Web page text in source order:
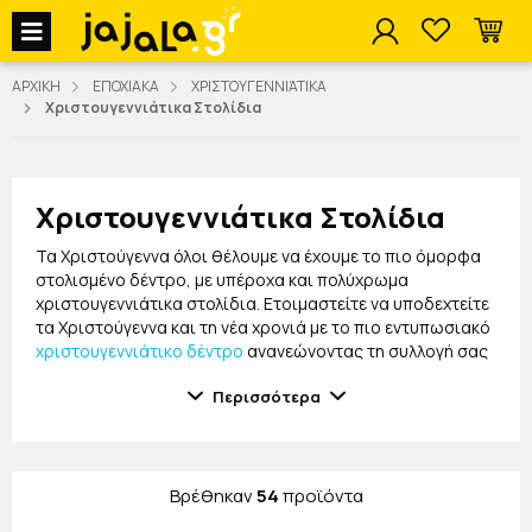
jajala Menu
ΑΡΧΙΚΗ ΕΠΟΧΙΑΚΑ
ΧΡΙΣΤΟΥΓΕΝΝΙΆΤΙΚΑ
Χριστουγεννιάτικα Στολίδια
Χριστουγεννιάτικα Στολίδια
Τα Χριστούγεννα όλοι θέλουμε να έχουμε το πιο όμορφα
στολισμένο δέντρο, με υπέροχα και πολύχρωμα
χριστουγεννιάτικα στολίδια. Ετοιμαστείτε να υποδεχτείτε
τα Χριστούγεννα και τη νέα χρονιά με το πιο εντυπωσιακό
χριστουγεννιάτικο δέντρο ανανεώνοντας τη συλλογή σας
Jajala !
θα βρείτε μεμονωμένα στολίδια αλλά και σε σετ,
Περισσότερα
Βρέθηκαν54προϊόντα